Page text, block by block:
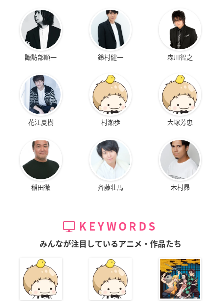
諏訪部順一 鈴村健一 森川智之
花江夏樹 村瀬歩 大塚芳忠
稲田徹 斉藤壮馬 木村昴
KEYWORDS
みんなが注目しているアニメ・作品たち